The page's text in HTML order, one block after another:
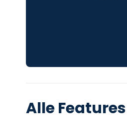
Alle Features